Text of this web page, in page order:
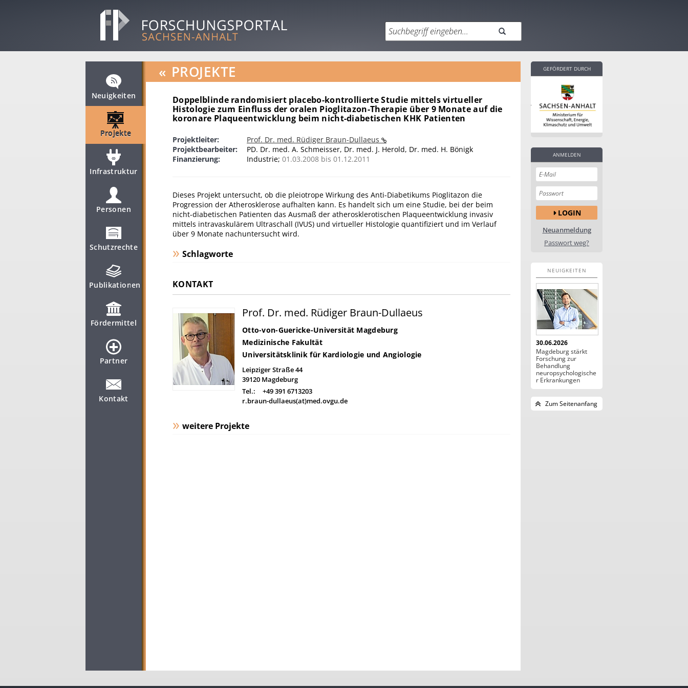
Neuigkeiten
Projekte
Infrastruktur
Personen
Schutzrechte
Publikationen
Fördermittel
Partner
Kontakt
« PROJEKTE
Doppelblinde randomisiert placebo-kontrollierte Studie mittels virtueller
Histologie zum Einfluss der oralen Pioglitazon-Therapie über 9 Monate auf die
koronare Plaqueentwicklung beim nicht-diabetischen KHK Patienten
Projektleiter:
Prof. Dr. med. Rüdiger Braun-Dullaeus
Projektbearbeiter:
PD. Dr. med. A. Schmeisser, Dr. med. J. Herold, Dr. med. H. Bönigk
Finanzierung:
Industrie; 01.03.2008 bis 01.12.2011
Dieses Projekt untersucht, ob die pleiotrope Wirkung des Anti-Diabetikums Pioglitazon die
Progression der Atherosklerose aufhalten kann. Es handelt sich um eine Studie, bei der beim
nicht-diabetischen Patienten das Ausmaß der atherosklerotischen Plaqueentwicklung invasiv
mittels intravaskulärem Ultraschall (IVUS) und virtueller Histologie quantifiziert und im Verlauf
über 9 Monate nachuntersucht wird.
Schlagworte
KONTAKT
Prof. Dr. med. Rüdiger Braun-Dullaeus
Otto-von-Guericke-Universität Magdeburg
Medizinische Fakultät
Universitätsklinik für Kardiologie und Angiologie
Leipziger Straße 44
39120 Magdeburg
Tel.:
+49 391 6713203
r.braun-dullaeus(at)med.ovgu.de
weitere Projekte
GEFÖRDERT DURCH
ANMELDEN
LOGIN
Neuanmeldung
Passwort weg?
NEUIGKEITEN
30.06.2026
Magdeburg stärkt
Forschung zur
Behandlung
neuropsychologische
r Erkrankungen
Zum Seitenanfang